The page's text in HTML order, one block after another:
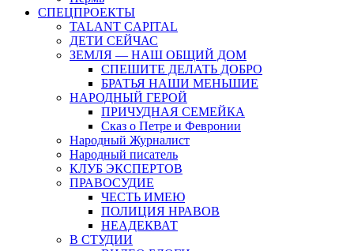
СПЕЦПРОЕКТЫ
TALANT CAPITAL
ДЕТИ СЕЙЧАС
ЗЕМЛЯ — НАШ ОБЩИЙ ДОМ
СПЕШИТЕ ДЕЛАТЬ ДОБРО
БРАТЬЯ НАШИ МЕНЬШИЕ
НАРОДНЫЙ ГЕРОЙ
ПРИЧУДНАЯ СЕМЕЙКА
Сказ о Петре и Февронии
Народный Журналист
Народный писатель
КЛУБ ЭКСПЕРТОВ
ПРАВОСУДИЕ
ЧЕСТЬ ИМЕЮ
ПОЛИЦИЯ НРАВОВ
НЕАДЕКВАТ
В СТУДИИ